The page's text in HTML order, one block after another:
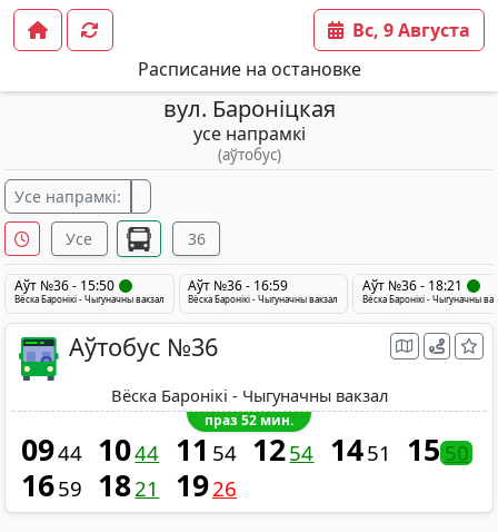
Расписание на остановке
Вс, 9 Августа
вул. Бароніцкая
усе напрамкі
(аўтобус)
Усе напрамкі:
Усе 36
Аўт №36 - 15:50
Вёска Баронiкi - Чыгуначны вакзал
Аўт №36 - 16:59
Вёска Баронiкi - Чыгуначны вакзал
Аўт №36 - 18:21
Вёска Баронiкi - Чыгуначны
Аўтобус №36
Вёска Баронiкi - Чыгуначны вакзал
праз 52 мин.
0944 1044 11 54 1254 1451 1550
1659 1821 1926